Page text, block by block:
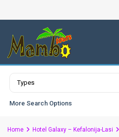
Advanced Search
Types
More Search Options
Home Hotel Galaxy – Kefalonija-Lasi